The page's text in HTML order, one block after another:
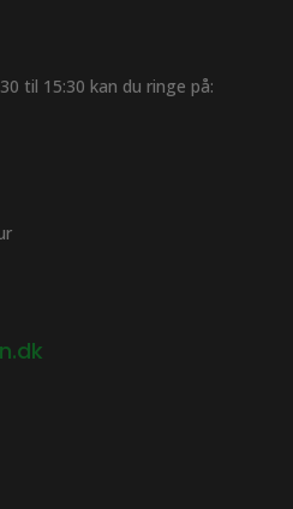
til 15:30 kan du ringe på: